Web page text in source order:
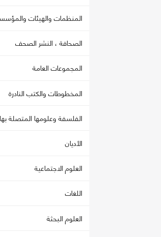
المنظمات والهيئات
الصحافة ، النشر الصحف
المجموعات العامة
المخطوطات والكتب النادرة
الفلسفة وعلومها المتصلة بها
الأديان
العلوم الاجتماعية
اللغات
العلوم البحثة